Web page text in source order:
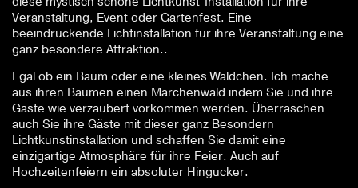
Veranstaltung, Event oder Gartenfest. Eine
beeindruckende Lichtinstallation für ihre Veranstaltung eine
ganz besondere Attraktion..
Egal ob ein Baum oder eine kleines Wäldchen. Ich mache
aus ihren Bäumen einen Märchenwald indem Sie und ihre
Gäste wie verzaubert vorkommen werden. Überraschen
auch Sie ihre Gäste mit dieser ganz Besondern
Lichtkunstinstallation und schaffen Sie damit eine
einzigartige Atmosphäre für ihre Feier. Auch auf
Hochzeitenfeiern ein absoluter Hingucker.